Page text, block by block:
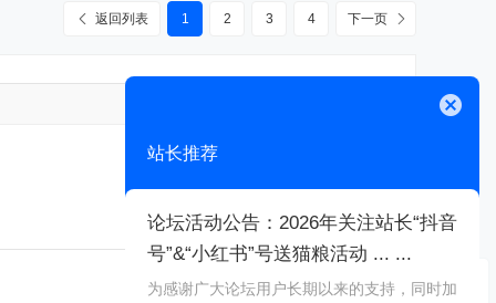
1 2 3 4 下一页
返回列表
站长推荐
论坛活动公告：2026年关注站长“抖音
号”&“小红书”号送猫粮活动 ... ...
为感谢广大论坛用户长期以来的支持，同时加